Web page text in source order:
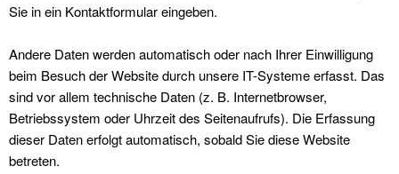
Sie in ein Kontaktformular eingeben.
Andere Daten werden automatisch oder nach Ihrer Einwilligung
beim Besuch der Website durch unsere IT-Systeme erfasst. Das
sind vor allem technische Daten (z. B. Internetbrowser,
Betriebssystem oder Uhrzeit des Seitenaufrufs). Die Erfassung
dieser Daten erfolgt automatisch, sobald Sie diese Website
betreten.